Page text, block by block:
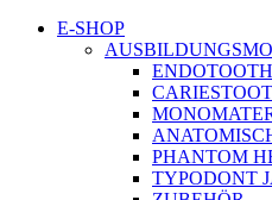
E-SHOP
ENDOTOOTH
PHANTOM
TYPODONT